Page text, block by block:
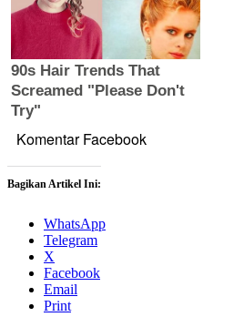
Komentar Facebook
Bagikan Artikel Ini:
WhatsApp
Telegram
X
Facebook
Email
Print